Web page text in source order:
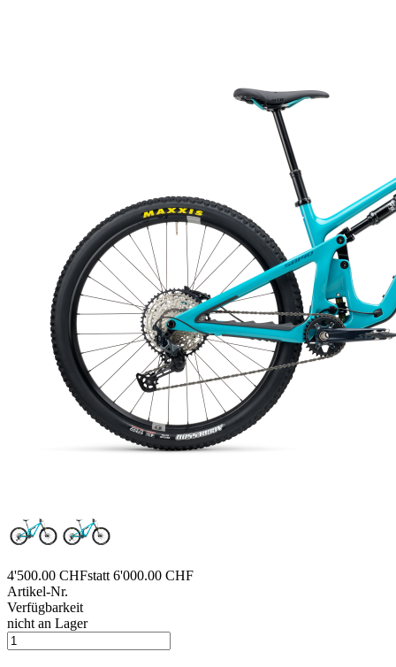
4'500.00 CHFstatt 6'000.00 CHF
Artikel-Nr.
Verfügbarkeit
nicht an Lager